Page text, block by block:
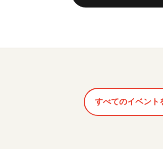
すべてのイベント